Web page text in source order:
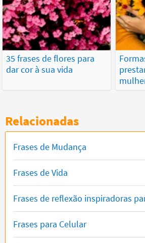
35 frases de flores para
dar cor à sua vida
Relacionadas
Frases de Mudança
Frases de Vida
Frases de reflexão inspiradoras
Frases para Celular